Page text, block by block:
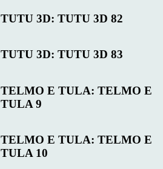
TUTU 3D: TUTU 3D 82
TUTU 3D: TUTU 3D 83
TELMO E TULA: TELMO E
TULA 9
TELMO E TULA: TELMO E
TULA 10